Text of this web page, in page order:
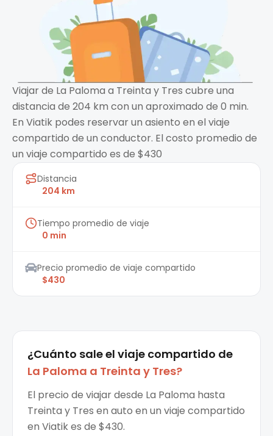
Viajar de La Paloma a Treinta y Tres cubre una
distancia de 204 km con un aproximado de 0 min.
En Viatik podes reservar un asiento en el viaje
compartido de un conductor. El costo promedio de
un viaje compartido es de $430
Distancia
204 km
Tiempo promedio de viaje
0 min
Precio promedio de viaje compartido
$430
¿Cuánto sale el viaje compartido de
La Paloma a Treinta y Tres?
El precio de viajar desde La Paloma hasta
Treinta y Tres en auto en un viaje compartido
en Viatik es de $430.